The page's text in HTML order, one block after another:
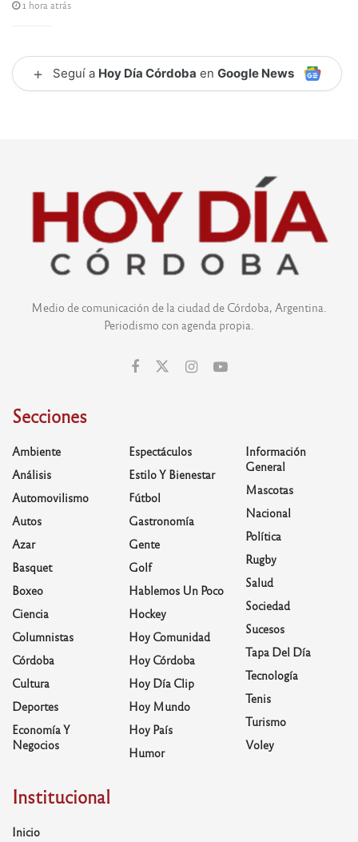
1 hora atrás
+ Seguí a Hoy Día Córdoba en Google News
Medio de comunicación de la ciudad de Córdoba, Argentina.
Periodismo con agenda propia.
Secciones
Ambiente
Análisis
Automovilismo
Autos
Azar
Basquet
Boxeo
Ciencia
Columnistas
Córdoba
Cultura
Deportes
Economía Y
Negocios
Espectáculos
Estilo Y Bienestar
Fútbol
Gastronomía
Gente
Golf
Hablemos Un Poco
Hockey
Hoy Comunidad
Hoy Córdoba
Hoy Día Clip
Hoy Mundo
Hoy País
Humor
Información
General
Mascotas
Nacional
Política
Rugby
Salud
Sociedad
Sucesos
Tapa Del Día
Tecnología
Tenis
Turismo
Voley
Institucional
Inicio